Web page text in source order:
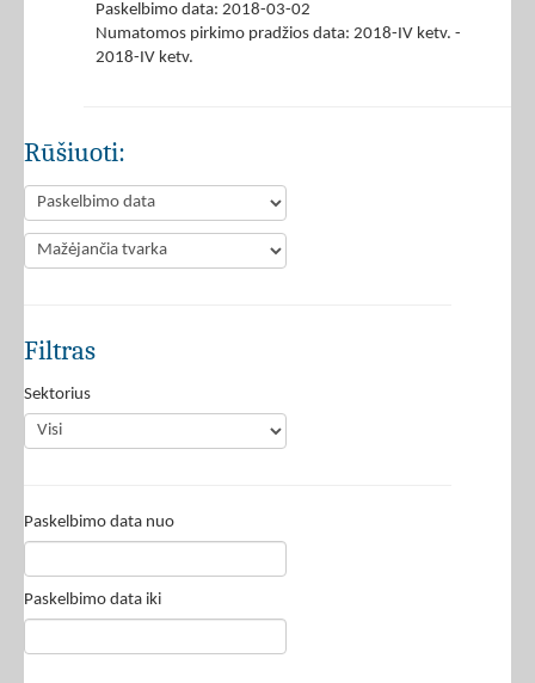
Paskelbimo data: 2018-03-02
Numatomos pirkimo pradžios data: 2018-IV ketv. -
2018-IV ketv.
Rūšiuoti:
Filtras
Sektorius
Paskelbimo data nuo
Paskelbimo data iki